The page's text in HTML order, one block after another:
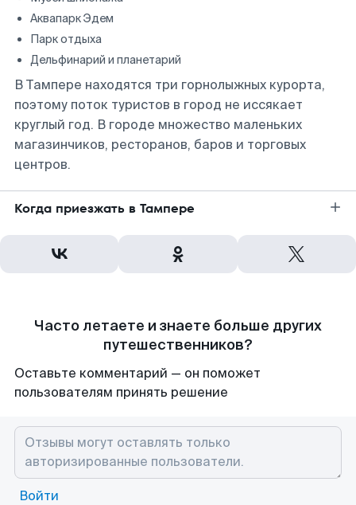
Аквапарк Эдем
Парк отдыха
Дельфинарий и планетарий
В Тампере находятся три горнолыжных курорта,
поэтому поток туристов в город не иссякает
круглый год. В городе множество маленьких
магазинчиков, ресторанов, баров и торговых
центров.
Когда приезжать в Тампере
Часто летаете и знаете больше других
путешественников?
Оставьте комментарий — он поможет
пользователям принять решение
Войти